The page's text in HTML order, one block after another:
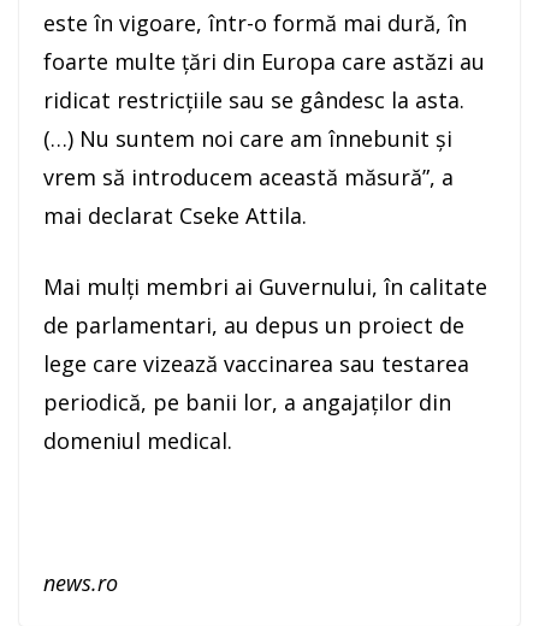
este în vigoare, într-o formă mai dură, în
foarte multe ţări din Europa care astăzi au
ridicat restricţiile sau se gândesc la asta.
(…) Nu suntem noi care am înnebunit şi
vrem să introducem această măsură”, a
mai declarat Cseke Attila.
Mai mulţi membri ai Guvernului, în calitate
de parlamentari, au depus un proiect de
lege care vizează vaccinarea sau testarea
periodică, pe banii lor, a angajaţilor din
domeniul medical.
news.ro